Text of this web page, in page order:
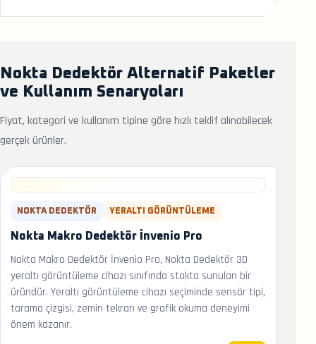
Nokta Dedektör Alternatif Paketler
ve Kullanım Senaryoları
Fiyat, kategori ve kullanım tipine göre hızlı teklif alınabilecek
gerçek ürünler.
NOKTA DEDEKTÖR YERALTI GÖRÜNTÜLEME
Nokta Makro Dedektör İnvenio Pro
Nokta Makro Dedektör İnvenio Pro, Nokta Dedektör 3D
yeraltı görüntüleme cihazı sınıfında stokta sunulan bir
üründür. Yeraltı görüntüleme cihazı seçiminde sensör tipi,
tarama çizgisi, zemin tekrarı ve grafik okuma deneyimi
önem kazanır.